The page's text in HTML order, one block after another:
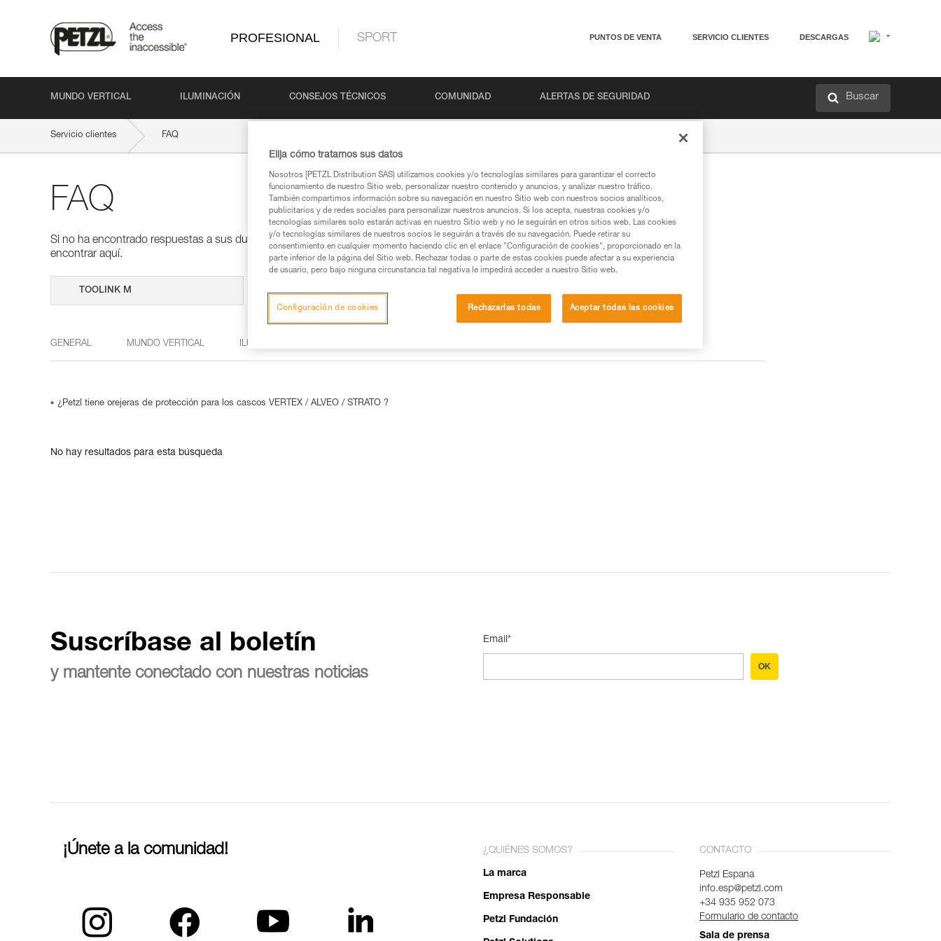
PROFESIONAL SPORT PUNTOS DE VENTA SERVICIO CLIENTES DESCARGAS
MUNDO VERTICAL ILUMINACIÓN CONSEJOS TÉCNICOS COMUNIDAD ALERTAS DE SEGURIDAD Buscar
Servicio clientes FAQ
FAQ
Si no ha encontrado respuestas a sus dudas en nuestras páginas de productos y técnicas, las debería
encontrar aquí.
GENERAL MUNDO VERTICAL ILUMINACIÓN
¿Petzl tiene orejeras de protección para los cascos VERTEX / ALVEO / STRATO ?
No hay resultados para esta búsqueda
Suscríbase al boletín
y mantente conectado con nuestras noticias
Email*
OK
¡Únete a la comunidad! ¿QUIÉNES SOMOS?
La marca
Empresa Responsable
Petzl Fundación
CONTACTO
Petzl Espana
info.esp@petzl.com
+34 935 952 073
Formulario de contacto
Sala de prensa
Elija cómo tratamos sus datos
Nosotros [PETZL Distribution SAS) utilizamos cookies y/o tecnologías similares para garantizar el correcto
funcionamiento de nuestro Sitio web, personalizar nuestro contenido y anuncios, y analizar nuestro tráfico.
También compartimos información sobre su navegación en nuestro Sitio web con nuestros socios analíticos,
publicitarios y de redes sociales para personalizar nuestros anuncios. Si los acepta, nuestras cookies y/o
tecnologías similares solo estarán activas en nuestro Sitio web y no le seguirán en otros sitios web. Las cookies
y/o tecnologías similares de nuestros socios le seguirán a través de su navegación. Puede retirar su
consentimiento en cualquier momento haciendo clic en el enlace "Configuración de cookies", proporcionado en la
parte inferior de la página del Sitio web. Rechazar todas o parte de estas cookies puede afectar a su experiencia
de usuario, pero bajo ninguna circunstancia tal negativa le impedirá acceder a nuestro Sitio web.
Rechazarlas todas Aceptar todas las cookies
Configuración de cookies